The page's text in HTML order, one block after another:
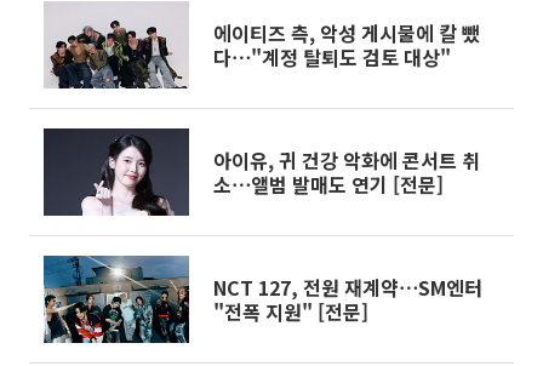
에이티즈 측, 악성 게시물에 칼 뺐
다⋯"계정 탈퇴도 검토 대상"
아이유, 귀 건강 악화에 콘서트 취
소⋯앨범 발매도 연기 [전문]
NCT 127, 전원 재계약⋯SM엔터
"전폭 지원" [전문]